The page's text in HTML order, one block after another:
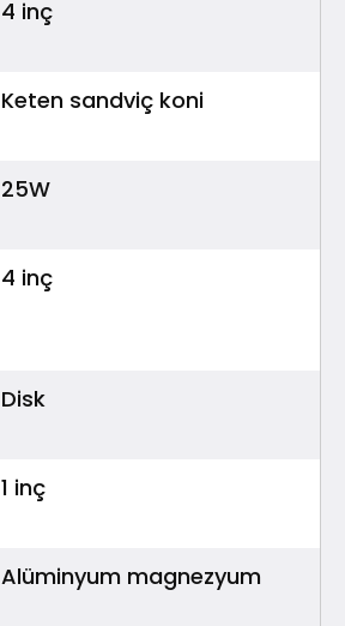
4 inç
Keten sandviç koni
25W
4 inç
Disk
1 inç
Alüminyum magnezyum